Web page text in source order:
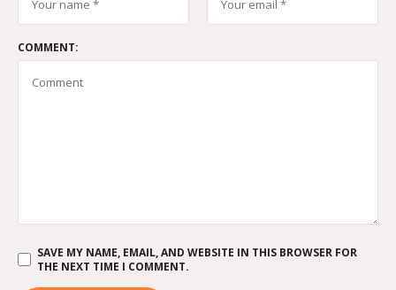
COMMENT:
SAVE MY NAME, EMAIL, AND WEBSITE IN THIS BROWSER FOR
THE NEXT TIME I COMMENT.